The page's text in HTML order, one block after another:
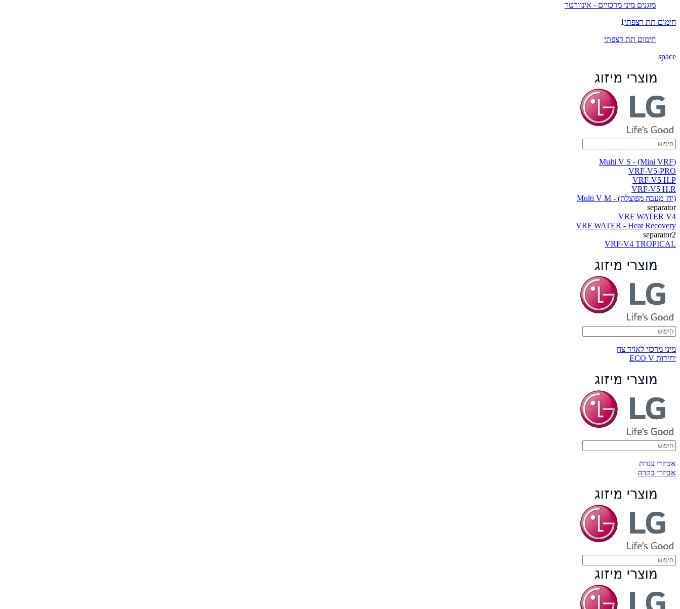
מזגנים מיני מרכזיים - אינוורטר
חימום תת רצפתי1
חימום תת רצפתי
space
(Multi V S - (Mini VRF
VRF-V5-PRO
VRF-V5 H.P
VRF-V5 H.R
(יח' מעבה מפוצלת) - Multi V M
separator
VRF WATER V4
VRF WATER - Heat Recovery
separator2
VRF-V4 TROPICAL
מיני מרכזי לאויר צח
יחידות ECO V
אביזרי צנרת
אביזרי בקרה